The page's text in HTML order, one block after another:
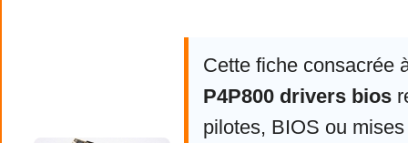
Cette fiche consacrée
P4P800 drivers bios
pilotes, BIOS ou